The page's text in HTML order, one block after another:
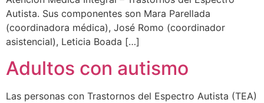
Autista. Sus componentes son Mara Parellada
(coordinadora médica), José Romo (coordinador
asistencial), Leticia Boada […]
Adultos con autismo
Las personas con Trastornos del Espectro Autista (TEA)